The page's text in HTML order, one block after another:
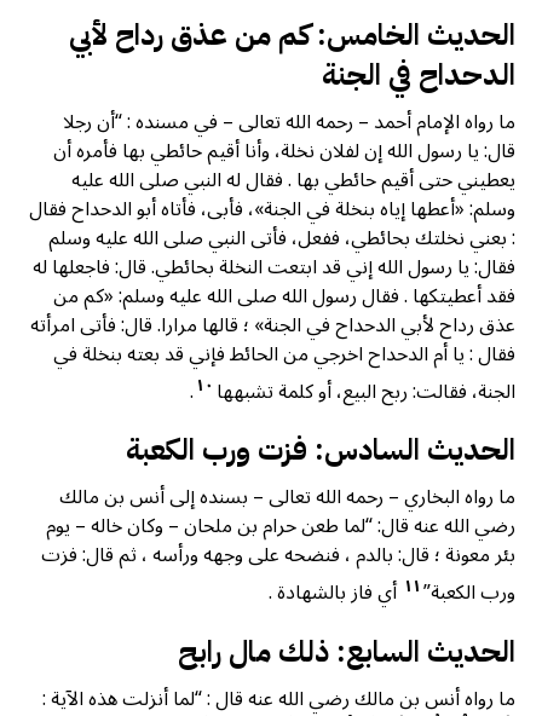
الحديث الخامس: كم من عذق رداح لأبي
الدحداح في الجنة
ما رواه الإمام أحمد – رحمه الله تعالى – في مسنده : “أن رجلا
قال: يا رسول الله إن لفلان نخلة، وأنا أقيم حائطي بها فأمره أن
يعطيني حتى أقيم حائطي بها . فقال له النبي صلى الله عليه
وسلم: «أعطها إياه بنخلة في الجنة»، فأبى، فأتاه أبو الدحداح فقال
: بعني نخلتك بحائطي، ففعل، فأتى النبي صلى الله عليه وسلم
فقال: يا رسول الله إني قد ابتعت النخلة بحائطي. قال: فاجعلها له
فقد أعطيتكها . فقال رسول الله صلى الله عليه وسلم: «كم من
عذق رداح لأبي الدحداح في الجنة» ؛ قالها مرارا. قال: فأتى امرأته
فقال : يا أم الدحداح اخرجي من الحائط فإني قد بعته بنخلة في
الجنة، فقالت: ربح البيع، أو كلمة تشبهها ١٠.
الحديث السادس: فزت ورب الكعبة
ما رواه البخاري – رحمه الله تعالى – بسنده إلى أنس بن مالك
رضي الله عنه قال: “لما طعن حرام بن ملحان – وكان خاله – يوم
بئر معونة ؛ قال: بالدم ، فنضحه على وجهه ورأسه ، ثم قال: فزت
ورب الكعبة”١١ أي فاز بالشهادة .
الحديث السابع: ذلك مال رابح
ما رواه أنس بن مالك رضي الله عنه قال : “لما أنزلت هذه الآية :